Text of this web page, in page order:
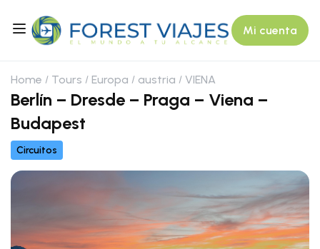
Mi cuenta
Home Tours Europa austria VIENA
Berlín – Dresde – Praga – Viena –
Budapest
Circuitos